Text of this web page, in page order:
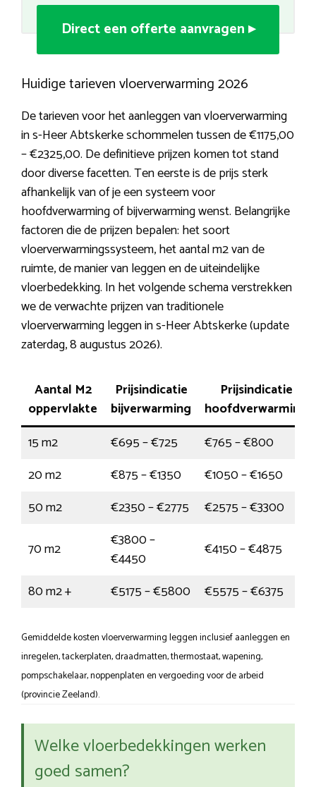
Direct een offerte aanvragen ▸
Huidige tarieven vloerverwarming 2026
De tarieven voor het aanleggen van vloerverwarming
in s-Heer Abtskerke schommelen tussen de €1175,00
– €2325,00. De definitieve prijzen komen tot stand
door diverse facetten. Ten eerste is de prijs sterk
afhankelijk van of je een systeem voor
hoofdverwarming of bijverwarming wenst. Belangrijke
factoren die de prijzen bepalen: het soort
vloerverwarmingssysteem, het aantal m2 van de
ruimte, de manier van leggen en de uiteindelijke
vloerbedekking. In het volgende schema verstrekken
we de verwachte prijzen van traditionele
vloerverwarming leggen in s-Heer Abtskerke (update
zaterdag, 8 augustus 2026).
Aantal M2
oppervlakte
Prijsindicatie
bijverwarming
Prijsindicatie
hoofdverwarming
15 m2
€695 – €725
€765 – €800
20 m2
€875 – €1350
€1050 – €1650
50 m2
€2350 – €2775
€2575 – €3300
70 m2
€3800 –
€4450
€4150 – €4875
80 m2 +
€5175 – €5800 €5575 – €6375
Gemiddelde kosten vloerverwarming leggen inclusief aanleggen en
inregelen, tackerplaten, draadmatten, thermostaat, wapening,
pompschakelaar, noppenplaten en vergoeding voor de arbeid
(provincie Zeeland).
Welke vloerbedekkingen werken
goed samen?